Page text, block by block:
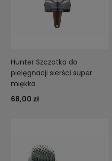
Hunter Szczotka do
pielęgnacji sierści super
miękka
68,00 zł